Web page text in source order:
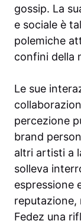
gossip. La
e sociale è
polemiche
confini della
Le sue
percezione
brand
altri artisti a
solleva
espressione
Fedez una